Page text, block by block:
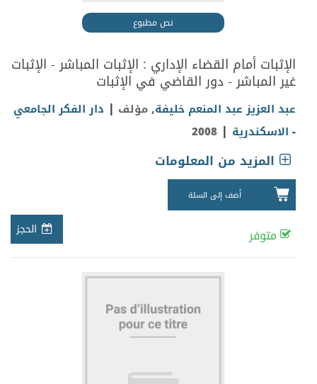
نص مطبوع
الإثبات أمام القضاء الإداري : الإثبات المباشر - الإثبات
غير المباشر - دور القاضي في الإثبات
عبد العزيز عبد المنعم خليفة, مؤلف | دار الفكر الجامعي
- الاسكندرية |
2008
المزيد من المعلومات
أضف إلى السلة
الحجز متوفر